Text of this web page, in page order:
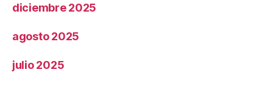
diciembre 2025
agosto 2025
julio 2025